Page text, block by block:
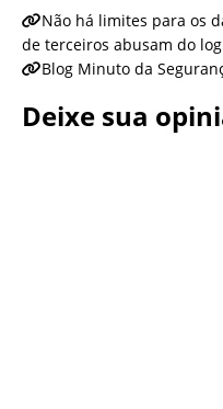
Não há limites para os
de terceiros abusam do
Blog Minuto da
Deixe sua